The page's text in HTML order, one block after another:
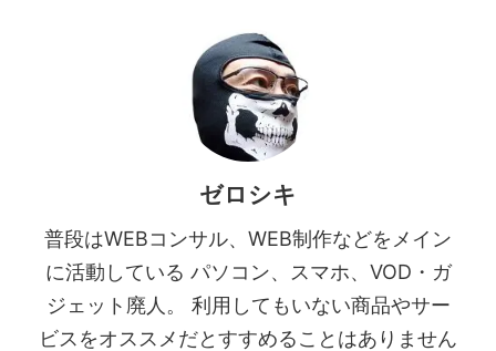
ゼロシキ
普段はWEBコンサル、WEB制作などをメイン
に活動している パソコン、スマホ、VOD・ガ
ジェット廃人。 利用してもいない商品やサー
ビスをオススメだとすすめることはありません